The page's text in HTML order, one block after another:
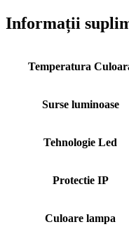
Informații
Temperatura
Surse luminoase
Tehnologie Led
Protectie IP
Culoare lampa